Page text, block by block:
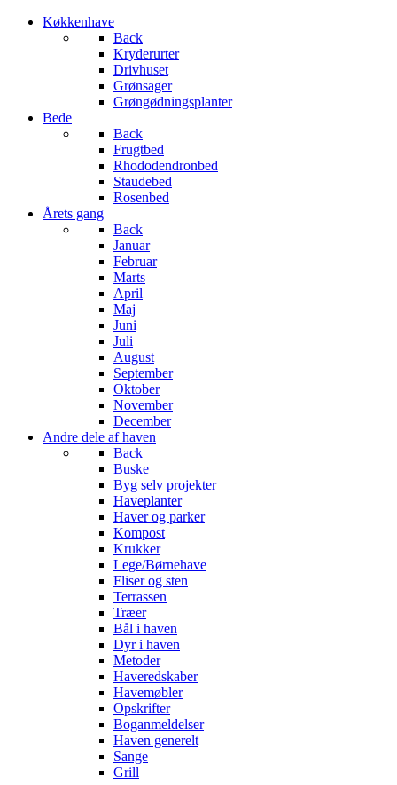
Køkkenhave
Back
Kryderurter
Drivhuset
Grønsager
Grøngødningsplanter
Bede
Back
Frugtbed
Rhododendronbed
Staudebed
Rosenbed
Årets gang
Back
Januar
Februar
Marts
April
Maj
Juni
Juli
August
September
Oktober
November
December
Andre dele af haven
Back
Buske
Byg selv projekter
Haveplanter
Haver og parker
Kompost
Krukker
Lege/Børnehave
Fliser og sten
Terrassen
Træer
Bål i haven
Dyr i haven
Metoder
Haveredskaber
Havemøbler
Opskrifter
Boganmeldelser
Haven generelt
Sange
Grill